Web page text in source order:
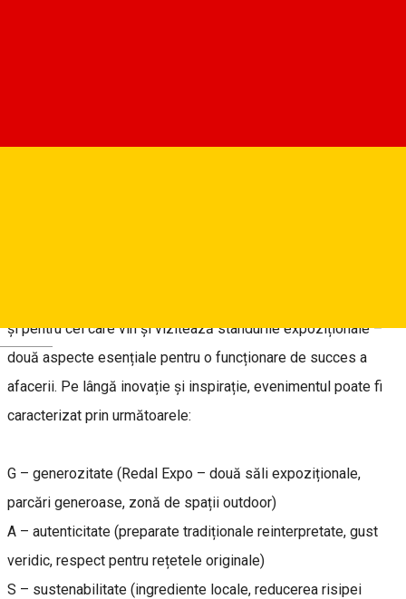
Deutsch
și pentru cei care vin și vizitează standurile expoziționale –
două aspecte esențiale pentru o funcționare de succes a
afacerii. Pe lângă inovație și inspirație, evenimentul poate fi
caracterizat prin următoarele:
G – generozitate (Redal Expo – două săli expoziționale,
parcări generoase, zonă de spații outdoor)
A – autenticitate (preparate tradiționale reinterpretate, gust
veridic, respect pentru rețetele originale)
S – sustenabilitate (ingrediente locale, reducerea risipei